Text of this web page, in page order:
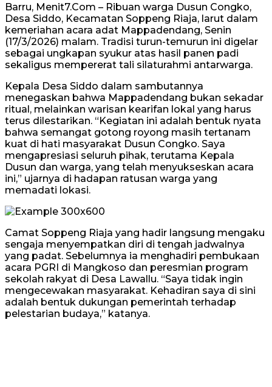
Barru, Menit7.Com – Ribuan warga Dusun Congko,
Desa Siddo, Kecamatan Soppeng Riaja, larut dalam
kemeriahan acara adat Mappadendang, Senin
(17/3/2026) malam. Tradisi turun-temurun ini digelar
sebagai ungkapan syukur atas hasil panen padi
sekaligus mempererat tali silaturahmi antarwarga.
Kepala Desa Siddo dalam sambutannya
menegaskan bahwa Mappadendang bukan sekadar
ritual, melainkan warisan kearifan lokal yang harus
terus dilestarikan. “Kegiatan ini adalah bentuk nyata
bahwa semangat gotong royong masih tertanam
kuat di hati masyarakat Dusun Congko. Saya
mengapresiasi seluruh pihak, terutama Kepala
Dusun dan warga, yang telah menyukseskan acara
ini,” ujarnya di hadapan ratusan warga yang
memadati lokasi.
Camat Soppeng Riaja yang hadir langsung mengaku
sengaja menyempatkan diri di tengah jadwalnya
yang padat. Sebelumnya ia menghadiri pembukaan
acara PGRI di Mangkoso dan peresmian program
sekolah rakyat di Desa Lawallu. “Saya tidak ingin
mengecewakan masyarakat. Kehadiran saya di sini
adalah bentuk dukungan pemerintah terhadap
pelestarian budaya,” katanya.